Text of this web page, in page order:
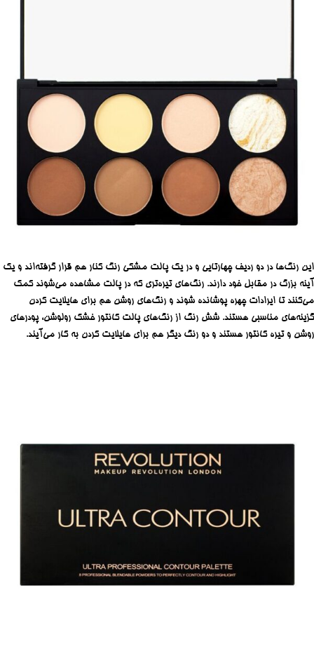
این رنگ‌ها در دو ردیف چهارتایی و در یک پالت مشکی رنگ کنار هم قرار گرفته‌اند و یک
آینه بزرگ در مقابل خود دارند. رنگ‌های تیره‌تری که در پالت مشاهده می‌شوند کمک
می‌کنند تا ایرادات چهره پوشانده شوند و رنگ‌های روشن‌ هم برای هایلایت کردن
گزینه‌های مناسبی هستند. شش رنگ از رنگ‌های پالت کانتور خشک رولوشن، پودرهای
روشن و تیره کانتور هستند و دو رنگ دیگر هم برای هایلایت کردن به کار می‌آیند.